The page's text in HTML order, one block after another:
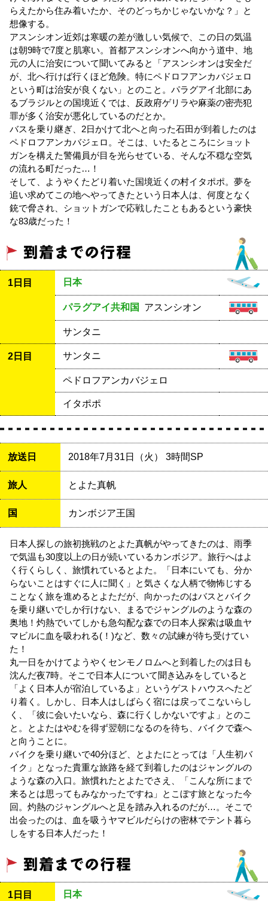
らえたから住み着いたか、そのどっちかじゃないかな？」と
想像する。
アスンシオン近郊は寒暖の差が激しい気候で、この日の気温
は朝9時で7度と肌寒い。首都アスンシオンへ向かう道中、地
元の人に治安について聞いてみると「アスンシオンは安全だ
が、北へ行けば行くほど危険。特にペドロフアンカバジェロ
という町は治安が良くない」とのこと。パラグアイ北部にあ
るブラジルとの国境近くでは、反政府ゲリラや麻薬の密売犯
罪が多く治安が悪化しているのだとか。
バスを乗り継ぎ、2日かけて北へと向った石田が到着したのは
ペドロフアンカバジェロ。そこは、いたるところにショット
ガンを構えた警備員が目を光らせている、そんな不穏な空気
の流れる町だった…！
そして、ようやくたどり着いた国境近くの村イタポポ。夢を
追い求めてこの地へやってきたという日本人は、何度となく
銃で脅され、ショットガンで応戦したこともあるという豪快
な83歳だった！
1日目 日本
パラグアイ共和国 アスンシオン
サンタニ
2日目 サンタニ
ペドロフアンカバジェロ
イタポポ
放送日 2018年7月31日（火） 3時間SP
旅人 とよた真帆
国 カンボジア王国
日本人探しの旅初挑戦のとよた真帆がやってきたのは、雨季
で気温も30度以上の日が続いているカンボジア。旅行へはよ
く行くらしく、旅慣れているとよた。「日本にいても、分か
らないことはすぐに人に聞く」と気さくな人柄で物怖じする
ことなく旅を進めるとよただが、向かったのはバスとバイク
を乗り継いでしか行けない、まるでジャングルのような森の
奥地！灼熱でいてしかも急勾配な森での日本人探索は吸血ヤ
マビルに血を吸われる(！)など、数々の試練が待ち受けてい
た！
丸一日をかけてようやくセンモノロムへと到着したのは日も
沈んだ夜7時。そこで日本人について聞き込みをしていると
「よく日本人が宿泊しているよ」というゲストハウスへたど
り着く。しかし、日本人はしばらく宿には戻ってこないらし
く、「彼に会いたいなら、森に行くしかないですよ」とのこ
と。とよたはやむを得ず翌朝になるのを待ち、バイクで森へ
と向うことに。
バイクを乗り継いで40分ほど、とよたにとっては「人生初バ
イク」となった貴重な旅路を経て到着したのはジャングルの
ような森の入口。旅慣れたとよたでさえ、「こんな所にまで
来るとは思ってもみなかったですね」とこぼす旅となった今
回。灼熱のジャングルへと足を踏み入れるのだが…。そこで
出会ったのは、血を吸うヤマビルだらけの密林でテント暮ら
しをする日本人だった！
1日目 日本